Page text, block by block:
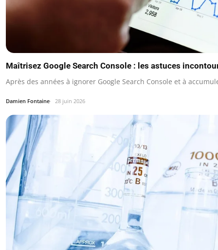
Maîtrisez Google Search Console : les astuces
Après des années à ignorer Google Search Console et à
Damien Fontaine 28 juin 2026